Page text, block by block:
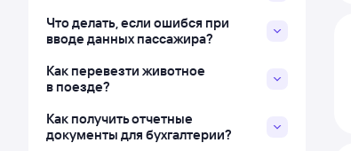
Что делать, если ошибся при
вводе данных пассажира?
Как перевезти животное
в поезде?
Как получить отчетные
документы для бухгалтерии?